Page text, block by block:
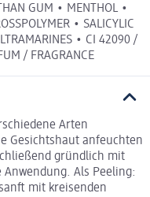
GUM • MENTHOL •
• SALICYLIC
• CI 42090 /
/ FRAGRANCE
Arten
Gesichtshaut anfeuchten
gründlich mit
Als Peeling:
mit kreisenden